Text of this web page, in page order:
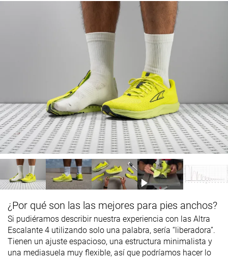
¿Por qué son las las mejores para pies anchos?
Si pudiéramos describir nuestra experiencia con las Altra
Escalante 4 utilizando solo una palabra, sería “liberadora”.
Tienen un ajuste espacioso, una estructura minimalista y
una mediasuela muy flexible, así que podríamos hacer lo